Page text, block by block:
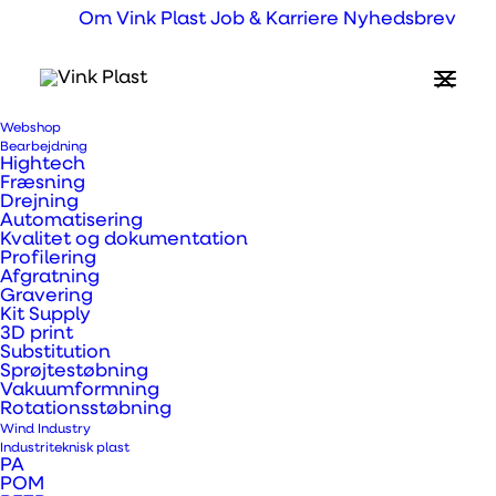
Om Vink Plast Job & Karriere Nyhedsbrev
Webshop
Bearbejdning
Hightech
Fræsning
Drejning
Automatisering
Kvalitet og dokumentation
Profilering
Afgratning
Gravering
Kit Supply
3D print
Substitution
Sprøjtestøbning
Vakuumformning
Rotationsstøbning
Wind Industry
Industriteknisk plast
PA
POM
Hvad er Ertalyte™
Sterra™ PETP?
Regenereret polyethylen terepthalat
polyester. En uforstærket, semikrystallinsk
PETP som er fremstillet af regenereret
råvaremateriale.
Egenskaber:
Glimrende slidstyrke